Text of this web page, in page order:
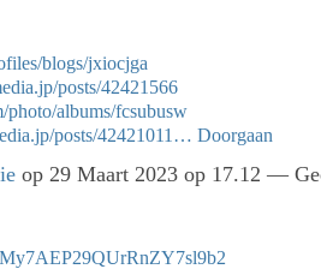
blogs/jxiocjga
posts/42421566
albums/fcsubusw
posts/42421011… Doorgaan
op 29 Maart 2023 op 17.12 —